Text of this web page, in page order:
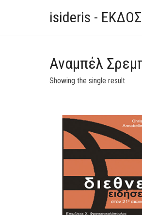
isideris -
Αναμπέλ
Showing the single result